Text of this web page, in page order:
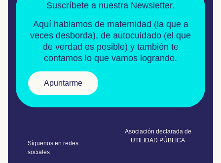
Suscríbete a nuestra Newsletter.
Aquí hablamos de maternidad (la que a
veces desborda), de autocuidado (el que
de verdad es posible) y también te
contamos lo que vamos logrando.
Apuntarme
Síguenos en redes
sociales
Asociación declarada de
UTILIDAD PÚBLICA